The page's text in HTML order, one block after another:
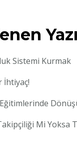
Sistemi Kurmak
İhtiyaç!
Mi Yoksa